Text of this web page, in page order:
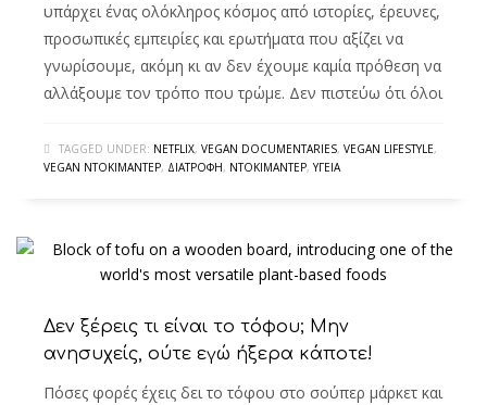
υπάρχει ένας ολόκληρος κόσμος από ιστορίες, έρευνες,
προσωπικές εμπειρίες και ερωτήματα που αξίζει να
γνωρίσουμε, ακόμη κι αν δεν έχουμε καμία πρόθεση να
αλλάξουμε τον τρόπο που τρώμε. Δεν πιστεύω ότι όλοι
TAGGED UNDER: NETFLIX, VEGAN DOCUMENTARIES, VEGAN LIFESTYLE,
VEGAN ΝΤΟΚΙΜΑΝΤΈΡ, ΔΙΑΤΡΟΦΉ, ΝΤΟΚΙΜΑΝΤΈΡ,ΥΓΕΊΑ
Δεν ξέρεις τι είναι το τόφου; Μην
ανησυχείς, ούτε εγώ ήξερα κάποτε!
Πόσες φορές έχεις δει το τόφου στο σούπερ μάρκετ και